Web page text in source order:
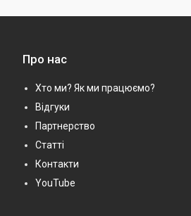
Про нас
Хто ми? Як ми працюємо?
Відгуки
Партнерство
Статті
Контакти
YouTube